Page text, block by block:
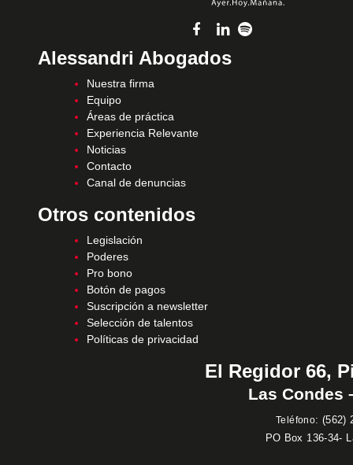
Alessandri Abogados
Nuestra firma
Equipo
Áreas de práctica
Experiencia Relevante
Noticias
Contacto
Canal de denuncias
Otros contenidos
Legislación
Poderes
Pro bono
Botón de pagos
Suscripción a newsletter
Selección de talentos
Políticas de privacidad
El Regidor 66,
Las Condes
Teléfono: (562)
PO Box 136-34-